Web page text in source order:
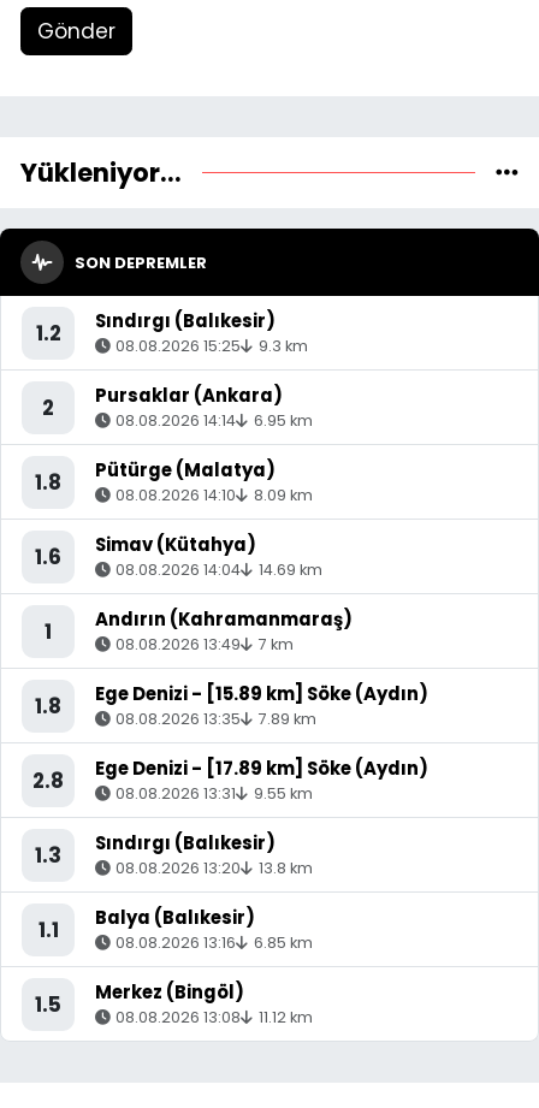
Gönder
Yükleniyor...
SON DEPREMLER
1.2 Sındırgı (Balıkesir)
08.08.2026 15:25 9.3 km
2 Pursaklar (Ankara)
08.08.2026 14:14 6.95 km
1.8 Pütürge (Malatya)
08.08.2026 14:10 8.09 km
1.6 Simav (Kütahya)
08.08.2026 14:04 14.69 km
1 Andırın (Kahramanmaraş)
08.08.2026 13:49 7 km
1.8 Ege Denizi - [15.89 km] Söke (Aydın)
08.08.2026 13:35 7.89 km
2.8 Ege Denizi - [17.89 km] Söke (Aydın)
08.08.2026 13:31 9.55 km
1.3 Sındırgı (Balıkesir)
08.08.2026 13:20 13.8 km
1.1 Balya (Balıkesir)
08.08.2026 13:16 6.85 km
1.5 Merkez (Bingöl)
08.08.2026 13:08 11.12 km